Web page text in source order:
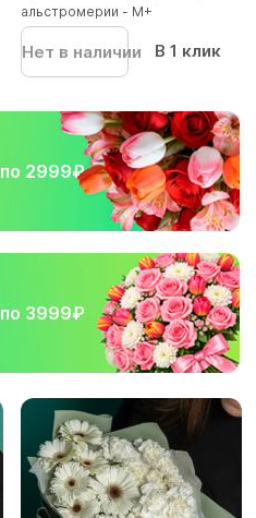
альстромерии - М+
Нет в наличии В 1 клик
2999₽
3999₽